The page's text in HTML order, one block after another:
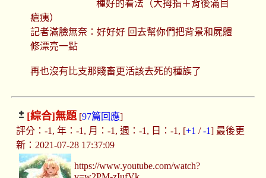
種好的看法（大拇指＋背後滿目
瘡痍）
記者滿臉無奈：好好好 回去幫你們把背景和屍體
修漂亮一點
再也沒有比支那賤畜更活該去死的種族了
[綜合]無題[97篇回應]
評分：-1, 年：-1, 月：-1, 週：-1, 日：-1, [+1 /-1] 最後更
新：2021-07-28 17:37:09
https://www.youtube.com/watch?